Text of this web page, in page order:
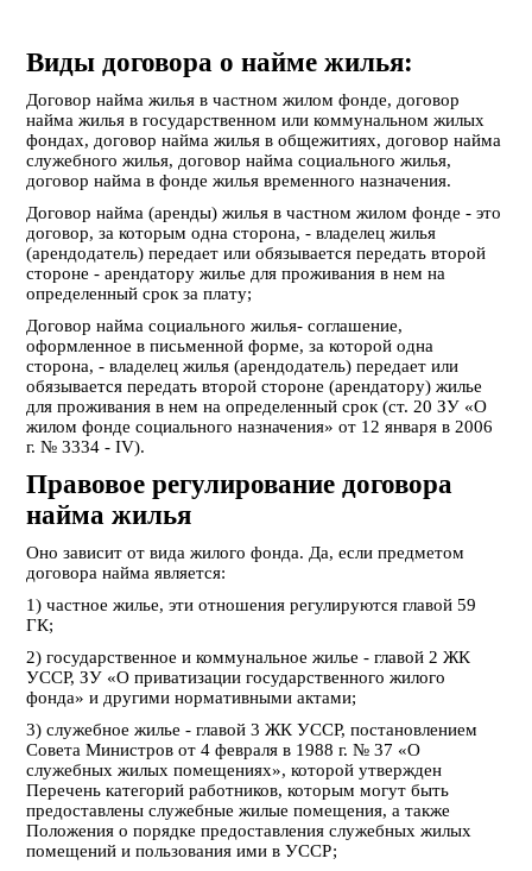
Виды договора о найме жилья:
Договор найма жилья в частном жилом фонде, договор
найма жилья в государственном или коммунальном жилых
фондах, договор найма жилья в общежитиях, договор найма
служебного жилья, договор найма социального жилья,
договор найма в фонде жилья временного назначения.
Договор найма (аренды) жилья в частном жилом фонде - это
договор, за которым одна сторона, - владелец жилья
(арендодатель) передает или обязывается передать второй
стороне - арендатору жилье для проживания в нем на
определенный срок за плату;
Договор найма социального жилья- соглашение,
оформленное в письменной форме, за которой одна
сторона, - владелец жилья (арендодатель) передает или
обязывается передать второй стороне (арендатору) жилье
для проживания в нем на определенный срок (ст. 20 ЗУ «О
жилом фонде социального назначения» от 12 января в 2006
г. № 3334 - IV).
Правовое регулирование договора
найма жилья
Оно зависит от вида жилого фонда. Да, если предметом
договора найма является:
1) частное жилье, эти отношения регулируются главой 59
ГК;
2) государственное и коммунальное жилье - главой 2 ЖК
УССР, ЗУ «О приватизации государственного жилого
фонда» и другими нормативными актами;
3) служебное жилье - главой 3 ЖК УССР, постановлением
Совета Министров от 4 февраля в 1988 г. № 37 «О
служебных жилых помещениях», которой утвержден
Перечень категорий работников, которым могут быть
предоставлены служебные жилые помещения, а также
Положения о порядке предоставления служебных жилых
помещений и пользования ими в УССР;